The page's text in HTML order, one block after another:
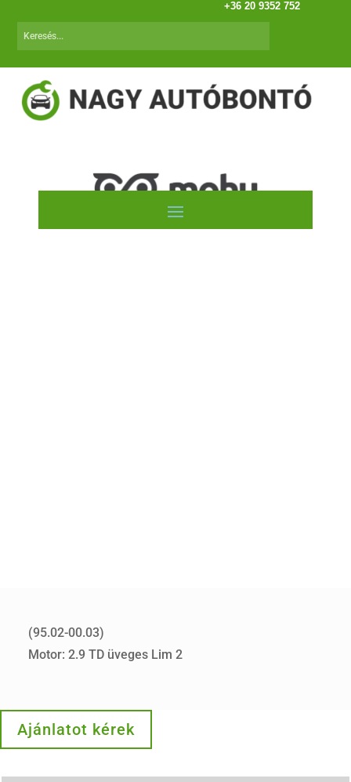
+36 20 9352 752
(95.02-00.03)
Motor: 2.9 TD üveges Lim 2
Ajánlatot kérek